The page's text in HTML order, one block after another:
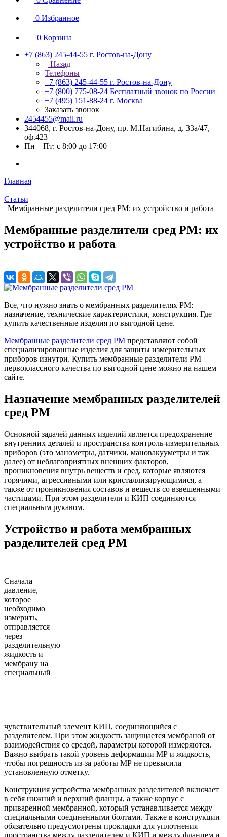
0 Избранное
0 Корзина
+7 (863) 245-44-55 г. Ростов-на-Дону
Назад
Телефоны
+7 (863) 245-44-55 г. Ростов-на-Дону
+7 (800) 775-08-24 Бесплатный звонок по России
+7 (495) 151-88-24 г. Москва
Заказать звонок
2454455@mail.ru
344068, г. Ростов-на-Дону, пр. М.Нагибина, д. 33а/47,
оф.423
Пн – Пт: с 8:00 до 17:00
Главная
Статьи
Мембранные разделители сред РМ: их устройство и работа
Мембранные разделители сред РМ: их
устройство и работа
Все, что нужно знать о мембранных разделителях РМ:
назначение, технические характеристики, конструкция. Где
купить качественные изделия по выгодной цене.
Мембранные разделители сред РМ представляют собой
специализированные изделия для защиты измерительных
приборов изнутри. Купить мембранные разделители РМ
первоклассного качества по выгодной цене можно на нашем
сайте.
Назначение мембранных разделителей
сред РМ
Основной задачей данных изделий является предохранение
внутренних деталей и пространства контроль-измерительных
приборов (это манометры, датчики, мановакууметры и так
далее) от неблагоприятных внешних факторов,
проникновения внутрь веществ и сред, которые являются
горячими, агрессивными или кристаллизирующимися, а
также от проникновения составов и веществ со взвешенными
частицами. При этом разделители и КИП соединяются
специальным рукавом.
Устройство и работа мембранных
разделителей сред РМ
Сначала
давление,
которое
необходимо
измерить,
отправляется
через
разделительную
жидкость и
мембрану на
специальный
чувствительный элемент КИП, соединяющийся с
разделителем. При этом жидкость защищается мембраной от
взаимодействия со средой, параметры которой измеряются.
Важно выбрать такой уровень деформации МР и жидкость,
чтобы погрешность из-за работы МР не превысила
установленную отметку.
Конструкция устройства мембранных разделителей включает
в себя нижний и верхний фланцы, а также корпус с
приваренной мембранной, который устанавливается между
специальными соединенными болтами. Также в конструкции
обязательно предусмотрены прокладки для уплотнения